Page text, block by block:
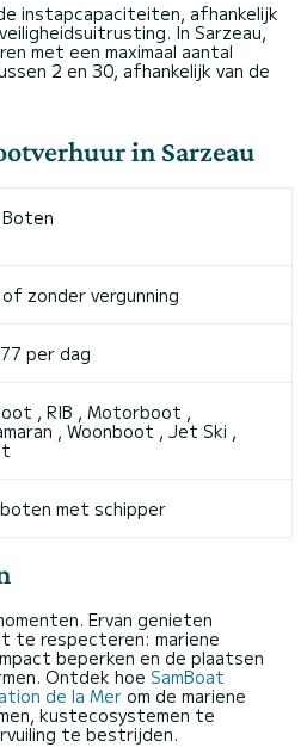
instapcapaciteiten, afhankelijk
In Sarzeau,
met een maximaal aantal
2 en 30, afhankelijk van de
in Sarzeau
zonder vergunning
per dag
, RIB , Motorboot ,
, Woonboot , Jet Ski ,
met schipper
Ervan genieten
te respecteren: mariene
beperken en de plaatsen
Ontdek hoe SamBoat
de la Mer om de mariene
kustecosystemen te
te bestrijden.